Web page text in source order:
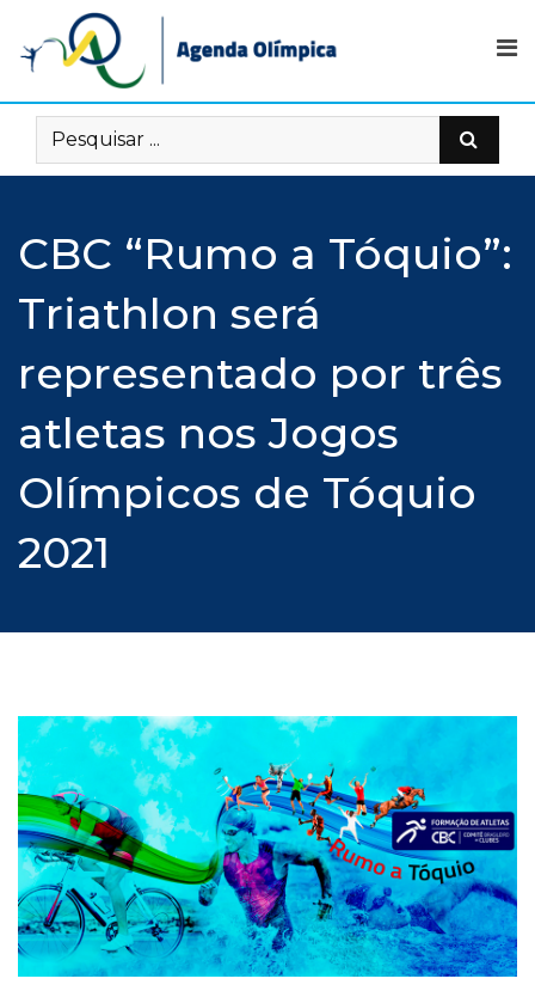
content
CBC “Rumo a Tóquio”:
Triathlon será
representado por três
atletas nos Jogos
Olímpicos de Tóquio
2021